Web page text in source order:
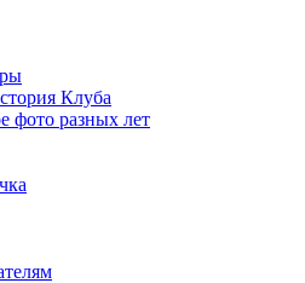
Клуба
фото разных лет